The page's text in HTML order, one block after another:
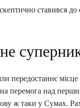
ставився
передостаннє
перемога над
ж таки у Сумах.